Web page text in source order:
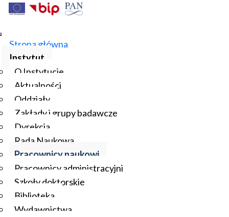
Strona główna
Instytut
O Instytucie
Aktualności
Oddziały
Zakłady i grupy badawcze
Dyrekcja
Rada Naukowa
Pracownicy naukowi
Pracownicy administracyjni
Szkoły doktorskie
Biblioteka
Wydawnictwa